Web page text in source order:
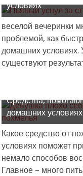
условиях
веселой вечеринки
проблемой, как
домашних условиях.
существуют
Средства,
домашних условиях
Какое средство от
условиях поможет
немало способов
Главное – много